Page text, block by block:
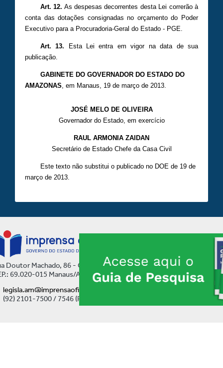
Art. 12. As despesas decorrentes desta Lei correrão à
conta das dotações consignadas no orçamento do Poder
Executivo para a Procuradoria-Geral do Estado - PGE.
Art. 13. Esta Lei entra em vigor na data de sua
publicação.
GABINETE DO GOVERNADOR DO ESTADO DO
AMAZONAS , em Manaus, 19 de março de 2013.
JOSÉ MELO DE OLIVEIRA
Governador do Estado, em exercício
RAUL ARMONIA ZAIDAN
Secretário de Estado Chefe da Casa Civil
Este texto não substitui o publicado no DOE de 19 de
março de 2013.
Doutor Machado, 86 - Centro
69.020-015 Manaus/AM
legisla.am@imprensaoficial.am.gov.br
(92) 2101-7500 / 7546 (Ramal)